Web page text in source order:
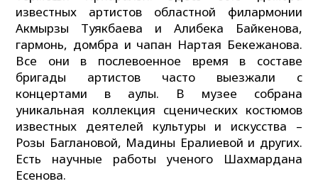
известных артистов областной филармонии
Акмырзы Туякбаева и Алибека Байкенова,
гармонь, домбра и чапан Нартая Бекежанова.
Все они в послевоенное время в составе
бригады артистов часто выезжали с
концертами в аулы. В музее собрана
уникальная коллекция сценических костюмов
известных деятелей культуры и искусства –
Розы Баглановой, Мадины Ералиевой и других.
Есть научные работы ученого Шахмардана
Есенова.